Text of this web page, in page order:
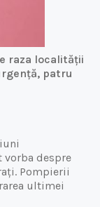
raza localității
patru
vorba despre
Pompierii
ultimei